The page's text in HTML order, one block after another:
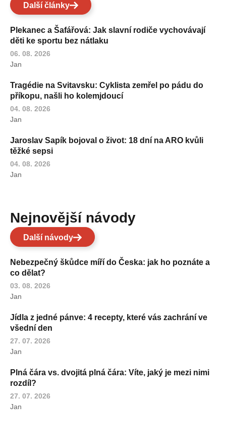
Další články
Plekanec a Šafářová: Jak slavní rodiče vychovávají
děti ke sportu bez nátlaku
06. 08. 2026
Jan
Tragédie na Svitavsku: Cyklista zemřel po pádu do
příkopu, našli ho kolemjdoucí
04. 08. 2026
Jan
Jaroslav Sapík bojoval o život: 18 dní na ARO kvůli
těžké sepsi
04. 08. 2026
Jan
Nejnovější návody
Další návody
Nebezpečný škůdce míří do Česka: jak ho poznáte a
co dělat?
03. 08. 2026
Jan
Jídla z jedné pánve: 4 recepty, které vás zachrání ve
všední den
27. 07. 2026
Jan
Plná čára vs. dvojitá plná čára: Víte, jaký je mezi nimi
rozdíl?
27. 07. 2026
Jan